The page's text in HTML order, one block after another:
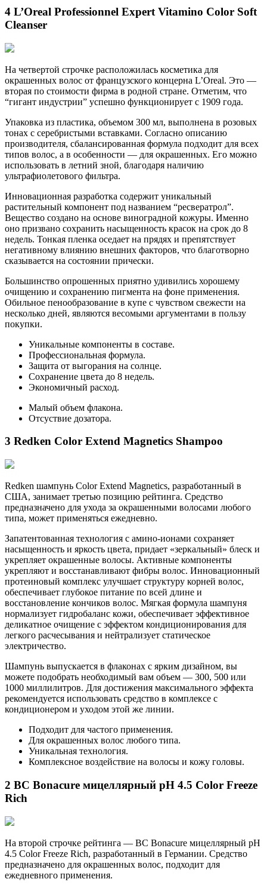
4 L’Oreal Professionnel Expert Vitamino Color Soft
Cleanser
На четвертой строчке расположилась косметика для
окрашенных волос от французского концерна L’Oreal. Это —
вторая по стоимости фирма в родной стране. Отметим, что
“гигант индустрии” успешно функционирует с 1909 года.
Упаковка из пластика, объемом 300 мл, выполнена в розовых
тонах с серебристыми вставками. Согласно описанию
производителя, сбалансированная формула подходит для всех
типов волос, а в особенности — для окрашенных. Его можно
использовать в летний зной, благодаря наличию
ультрафиолетового фильтра.
Инновационная разработка содержит уникальный
растительный компонент под названием “ресвератрол”.
Вещество создано на основе виноградной кожуры. Именно
оно призвано сохранить насыщенность красок на срок до 8
недель. Тонкая пленка оседает на прядях и препятствует
негативному влиянию внешних факторов, что благотворно
сказывается на состоянии прически.
Большинство опрошенных приятно удивились хорошему
очищению и сохранению пигмента на фоне применения.
Обильное пенообразование в купе с чувством свежести на
несколько дней, являются весомыми аргументами в пользу
покупки.
Уникальные компоненты в составе.
Профессиональная формула.
Защита от выгорания на солнце.
Сохранение цвета до 8 недель.
Экономичный расход.
Малый объем флакона.
Отсуствие дозатора.
3 Redken Color Extend Magnetics Shampoo
Redken шампунь Color Extend Magnetics, разработанный в
США, занимает третью позицию рейтинга. Средство
предназначено для ухода за окрашенными волосами любого
типа, может применяться ежедневно.
Запатентованная технология с амино-ионами сохраняет
насыщенность и яркость цвета, придает «зеркальный» блеск и
укрепляет окрашенные волосы. Активные компоненты
укрепляют и восстанавливают фибры волос. Инновационный
протеиновый комплекс улучшает структуру корней волос,
обеспечивает глубокое питание по всей длине и
восстановление кончиков волос. Мягкая формула шампуня
нормализует гидробаланс кожи, обеспечивает эффективное
деликатное очищение с эффектом кондиционирования для
легкого расчесывания и нейтрализует статическое
электричество.
Шампунь выпускается в флаконах с ярким дизайном, вы
можете подобрать необходимый вам объем — 300, 500 или
1000 миллилитров. Для достижения максимального эффекта
рекомендуется использовать средство в комплексе с
кондиционером и уходом этой же линии.
Подходит для частого применения.
Для окрашенных волос любого типа.
Уникальная технология.
Комплексное воздействие на волосы и кожу головы.
2 BC Bonacure мицеллярный pH 4.5 Color Freeze
Rich
На второй строчке рейтинга — BC Bonacure мицеллярный pH
4.5 Color Freeze Rich, разработанный в Германии. Средство
предназначено для окрашенных волос, подходит для
ежедневного применения.